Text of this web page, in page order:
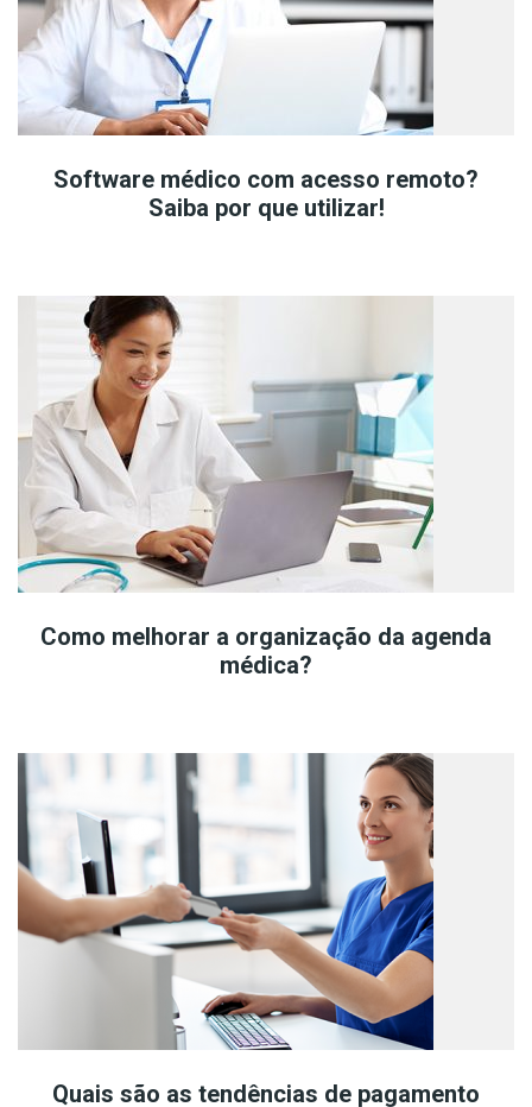
Software médico com acesso remoto?
Saiba por que utilizar!
Como melhorar a organização da agenda
médica?
Quais são as tendências de pagamento